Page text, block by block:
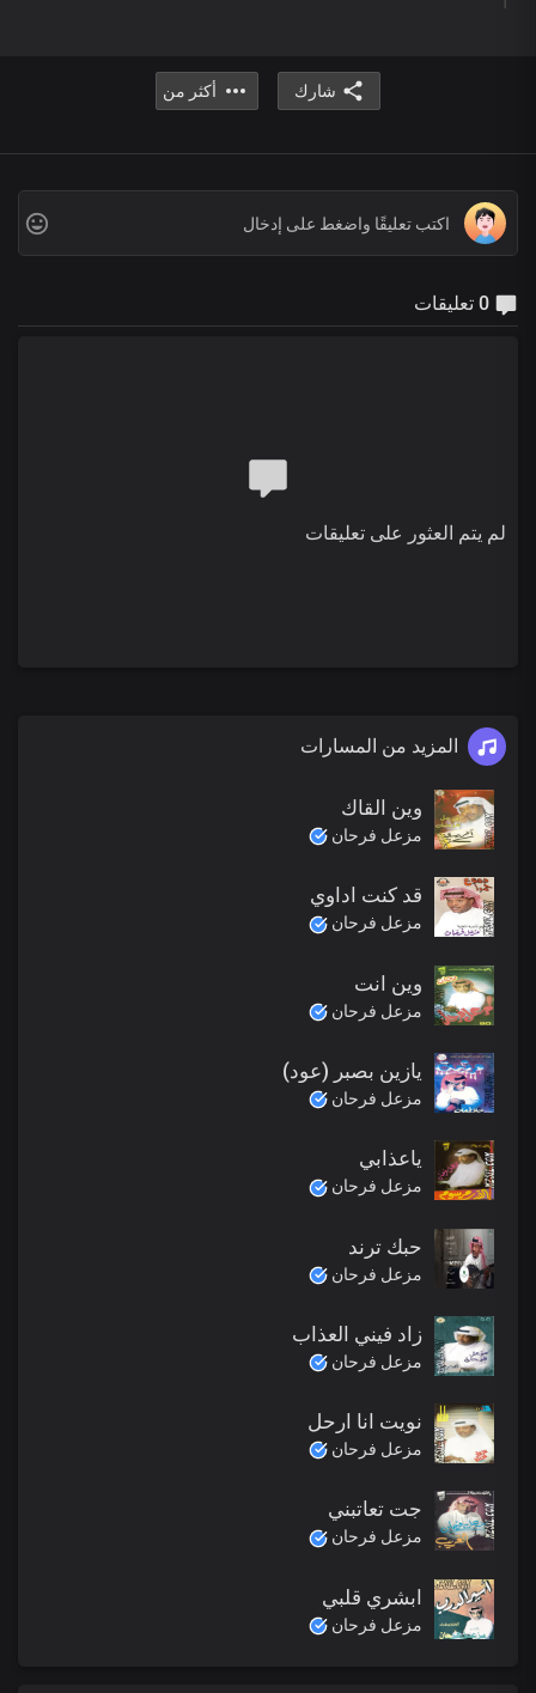
شارك أكثر من
لم يتم العثور على تعليقات
المزيد من المسارات
وين القاك
مزعل فرحان
قد كنت اداوي
مزعل فرحان
وين انت
مزعل فرحان
يازين بصبر (عود)
مزعل فرحان
ياعذابي
مزعل فرحان
حبك ترند
مزعل فرحان
زاد فيني العذاب
مزعل فرحان
نويت انا ارحل
مزعل فرحان
جت تعاتبني
مزعل فرحان
ابشري قلبي
مزعل فرحان